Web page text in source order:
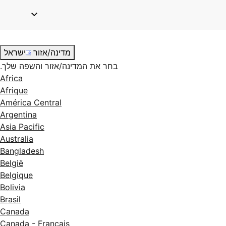
מדינה/אזור
ישראל
בחר את המדינה/אזור והשפה שלך.
Africa
Afrique
América Central
Argentina
Asia Pacific
Australia
Bangladesh
België
Belgique
Bolivia
Brasil
Canada
Canada - Français